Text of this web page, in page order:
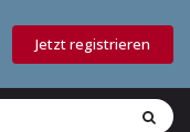
Jetzt registrieren